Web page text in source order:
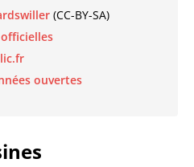
(CC-BY-SA)
ouvertes